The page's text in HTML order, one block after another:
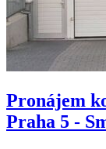
Pronájem
Praha 5 -